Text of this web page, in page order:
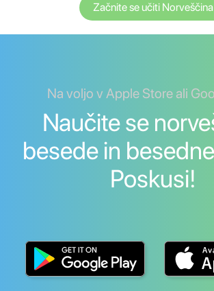
Začnite se učiti Norveščina
Na voljo v Apple Store ali
Naučite se
besede in
Poskusi!